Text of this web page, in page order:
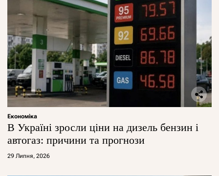
Економіка
В Україні зросли ціни на дизель бензин і
автогаз: причини та прогнози
29 Липня, 2026